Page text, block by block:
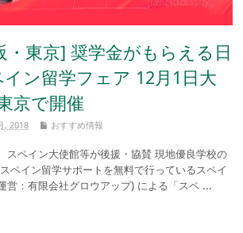
・東京] 奨学金がもらえる日
ン留学フェア 12月1日大
京で開催
, 2018 おすすめ情報
スペイン大使館等が後援・協賛 現地優良学校の
ペイン留学サポートを無料で行っているスペイ
営：有限会社グロウアップ) による「スペ ...